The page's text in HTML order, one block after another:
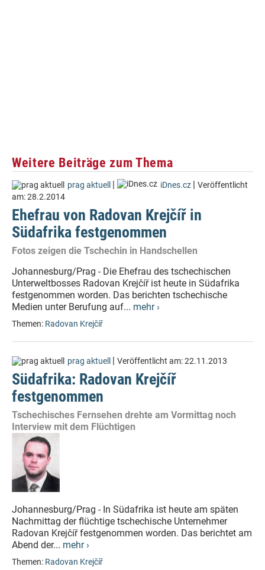
Weitere Beiträge zum Thema
prag aktuell | iDnes.cz | Veröffentlicht
am:28.2.2014
Ehefrau von Radovan Krejčíř in
Südafrika festgenommen
Fotos zeigen die Tschechin in Handschellen
Johannesburg/Prag - Die Ehefrau des tschechischen
Unterweltbosses Radovan Krejčíř ist heute in Südafrika
festgenommen worden. Das berichten tschechische
Medien unter Berufung auf... mehr ›
Themen: Radovan Krejčíř
prag aktuell | Veröffentlicht am:22.11.2013
Südafrika: Radovan Krejčíř
festgenommen
Tschechisches Fernsehen drehte am Vormittag noch
Interview mit dem Flüchtigen
Johannesburg/Prag - In Südafrika ist heute am späten
Nachmittag der flüchtige tschechische Unternehmer
Radovan Krejčíř festgenommen worden. Das berichtet am
Abend der... mehr ›
Themen: Radovan Krejčíř